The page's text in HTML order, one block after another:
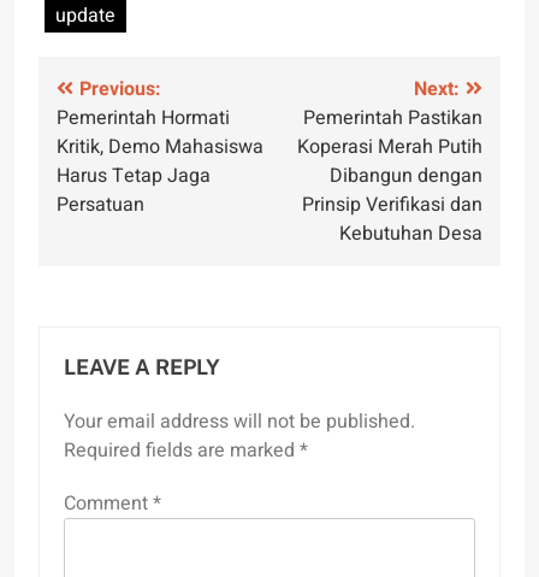
update
Post
navigation
Previous:
Pemerintah Hormati
Kritik, Demo Mahasiswa
Harus Tetap Jaga
Persatuan
Next:
Pemerintah Pastikan
Koperasi Merah Putih
Dibangun dengan
Prinsip Verifikasi dan
Kebutuhan Desa
LEAVE A REPLY
Your email address will not be published.
Required fields are marked *
Comment*